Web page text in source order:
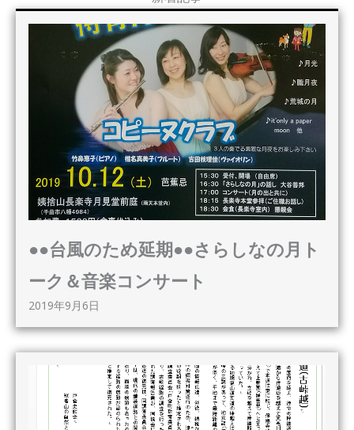
●●台風のため延期●●さらしなの月ト
ーク＆音楽コンサート
2019年9月6日